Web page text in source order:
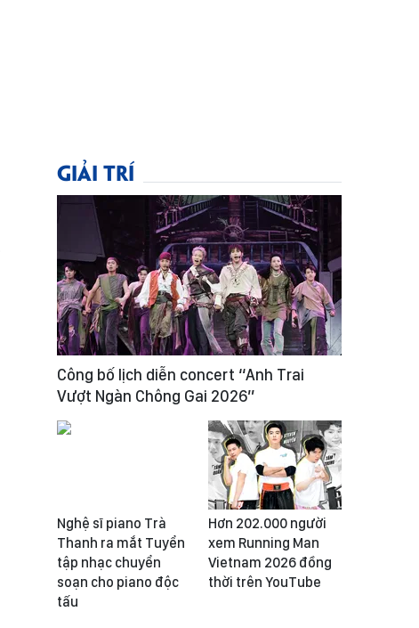
GIẢI TRÍ
Công bố lịch diễn concert “Anh Trai
Vượt Ngàn Chông Gai 2026”
Nghệ sĩ piano Trà
Thanh ra mắt Tuyển
tập nhạc chuyển
soạn cho piano độc
tấu
Hơn 202.000 người
xem Running Man
Vietnam 2026 đồng
thời trên YouTube